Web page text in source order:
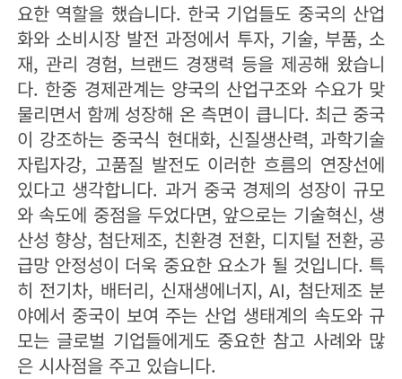
요한 역할을 했습니다. 한국 기업들도 중국의 산업
화와 소비시장 발전 과정에서 투자, 기술, 부품, 소
재, 관리 경험, 브랜드 경쟁력 등을 제공해 왔습니
다. 한중 경제관계는 양국의 산업구조와 수요가 맞
물리면서 함께 성장해 온 측면이 큽니다. 최근 중국
이 강조하는 중국식 현대화, 신질생산력, 과학기술
자립자강, 고품질 발전도 이러한 흐름의 연장선에
있다고 생각합니다. 과거 중국 경제의 성장이 규모
와 속도에 중점을 두었다면, 앞으로는 기술혁신, 생
산성 향상, 첨단제조, 친환경 전환, 디지털 전환, 공
급망 안정성이 더욱 중요한 요소가 될 것입니다. 특
히 전기차, 배터리, 신재생에너지, AI, 첨단제조 분
야에서 중국이 보여 주는 산업 생태계의 속도와 규
모는 글로벌 기업들에게도 중요한 참고 사례와 많
은 시사점을 주고 있습니다.